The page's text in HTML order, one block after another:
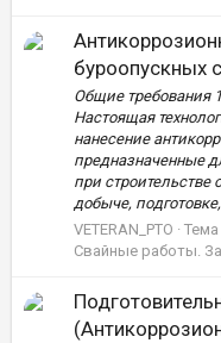
буроопускных
Общие требования
Настоящая
нанесение
предназначенные
при строительстве
добыче,
VETERAN_PTO
Тема
Свайные работы.